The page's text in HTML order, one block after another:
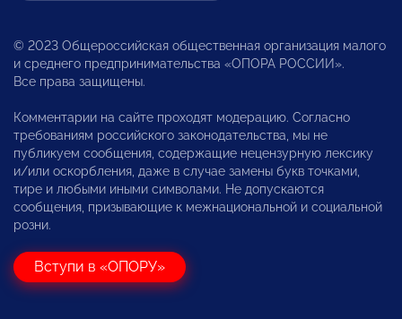
© 2023 Общероссийская общественная организация малого
и среднего предпринимательства «ОПОРА РОССИИ».
Все права защищены.
Комментарии на сайте проходят модерацию. Согласно
требованиям российского законодательства, мы не
публикуем сообщения, содержащие нецензурную лексику
и/или оскорбления, даже в случае замены букв точками,
тире и любыми иными символами. Не допускаются
сообщения, призывающие к межнациональной и социальной
розни.
Вступи в «ОПОРУ»